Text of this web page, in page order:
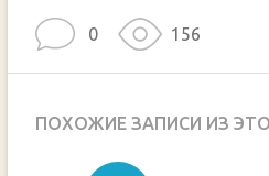
0 156
ПОХОЖИЕ ЗАПИСИ ИЗ